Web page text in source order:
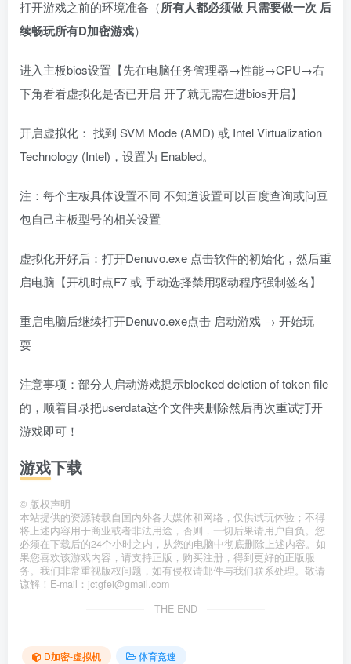
打开游戏之前的环境准备（所有人都必须做 只需要做一次 后
续畅玩所有D加密游戏）
进入主板bios设置【先在电脑任务管理器→性能→CPU→右
下角看看虚拟化是否已开启 开了就无需在进bios开启】
开启虚拟化： 找到 SVM Mode (AMD) 或 Intel Virtualization
Technology (Intel)，设置为 Enabled。
注：每个主板具体设置不同 不知道设置可以百度查询或问豆
包自己主板型号的相关设置
虚拟化开好后：打开Denuvo.exe 点击软件的初始化，然后重
启电脑【开机时点F7 或 手动选择禁用驱动程序强制签名】
重启电脑后继续打开Denuvo.exe点击 启动游戏 → 开始玩
耍
注意事项：部分人启动游戏提示blocked deletion of token file
的，顺着目录把userdata这个文件夹删除然后再次重试打开
游戏即可！
游戏下载
© 版权声明
本站提供的资源转载自国内外各大媒体和网络，仅供试玩体验；不得
将上述内容用于商业或者非法用途，否则，一切后果请用户自负。您
必须在下载后的24个小时之内，从您的电脑中彻底删除上述内容。如
果您喜欢该游戏内容，请支持正版，购买注册，得到更好的正版服
务。我们非常重视版权问题，如有侵权请邮件与我们联系处理。敬请
谅解！E-mail：jctgfei@gmail.com
THE END
D加密-虚拟机
体育竞速